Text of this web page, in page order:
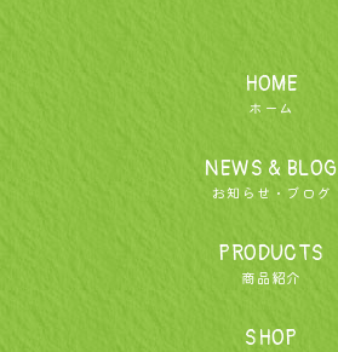
HOME
ホーム
NEWS & BLOG
お知らせ・ブログ
PRODUCTS
商品紹介
SHOP